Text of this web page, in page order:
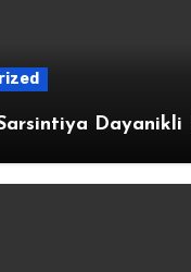
Dayanikli